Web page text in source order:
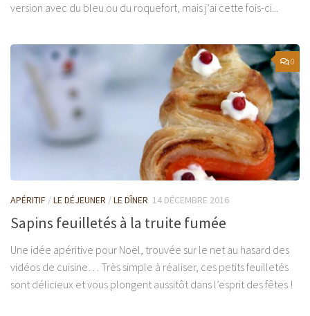
version avec du bleu ou du roquefort, mais j’ai cette fois-ci...
0
APÉRITIF /LE DÉJEUNER /LE DÎNER 14 DÉCEMBRE 2016
Sapins feuilletés à la truite fumée
Une idée apéritive pour Noël, trouvée sur le net au hasard des
vidéos de cuisine… Très simple à réaliser, ces petits feuilletés
sont délicieux et vous plongent aussitôt dans l’esprit des fêtes !